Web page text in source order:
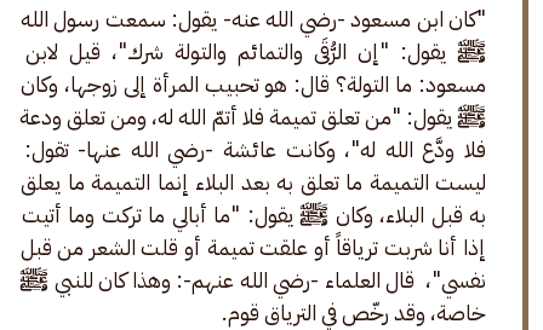
"كان ابن مسعود -رضي الله عنه- يقول: سمعت رسول الله
ﷺ يقول: "إن الرُّقَى والتمائم والتولة شرك"، قيل لابن
مسعود: ما التولة؟ قال: هو تحبيب المرأة إلى زوجها، وكان
ﷺ يقول: "من تعلق تميمة فلا أتمّ الله له، ومن تعلق ودعة
فلا ودَّع الله له"، وكانت عائشة -رضي الله عنها- تقول:
ليست التميمة ما تعلق به بعد البلاء إنما التميمة ما يعلق
به قبل البلاء، وكان ﷺ يقول: "ما أبالي ما تركت وما أتيت
إذا أنا شربت ترياقاً أو علقت تميمة أو قلت الشعر من قبل
نفسي"،  قال العلماء -رضي الله عنهم-: وهذا كان للنبي ﷺ
خاصة، وقد رخّص في الترياق قوم.